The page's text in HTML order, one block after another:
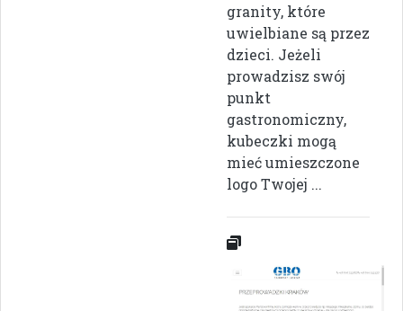
granity, które
uwielbiane są przez
dzieci. Jeżeli
prowadzisz swój
punkt
gastronomiczny,
kubeczki mogą
mieć umieszczone
logo Twojej ...